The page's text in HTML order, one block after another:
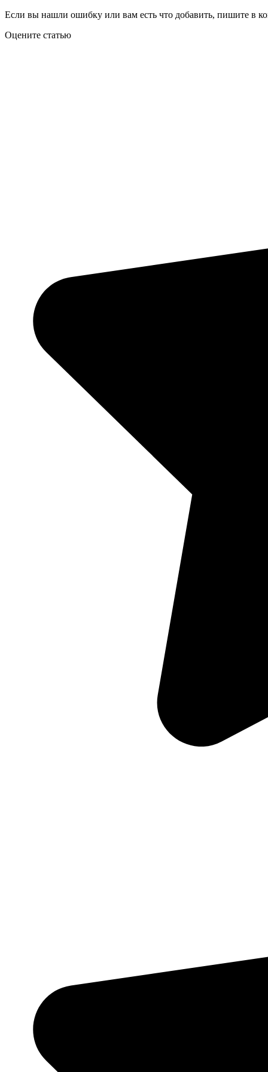
Если вы нашли ошибку или вам есть что добавить, пишите в
Оцените статью